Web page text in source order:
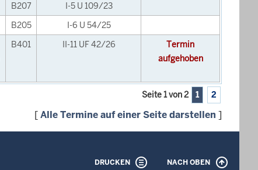
B207
I-5 U 109/23
B205
I-6 U 54/25
B401 II-11 UF 42/26
Termin
aufgehoben
Seite 1 von 2 1 2
[Alle Termine auf einer Seite darstellen ]
DRUCKEN NACH OBEN